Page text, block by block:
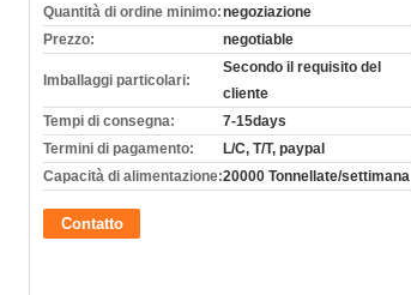
Quantità di ordine minimo:negoziazione
Prezzo:
negotiable
Imballaggi particolari:
Secondo il requisito del
cliente
Tempi di consegna:
7-15days
Termini di pagamento:
L/C, T/T, paypal
Capacità di alimentazione:20000 Tonnellate/settimana
Contatto